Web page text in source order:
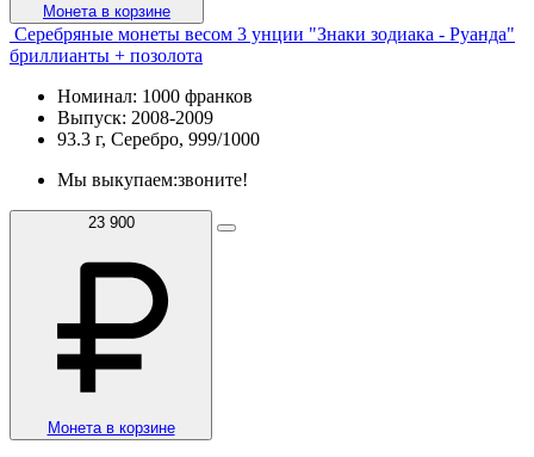
Монета в корзине
Серебряные монеты весом 3 унции "Знаки зодиака - Руанда"
бриллианты + позолота
Номинал: 1000 франков
Выпуск: 2008-2009
93.3 г, Серебро, 999/1000
Мы выкупаем:звоните!
23 900
Монета в корзине